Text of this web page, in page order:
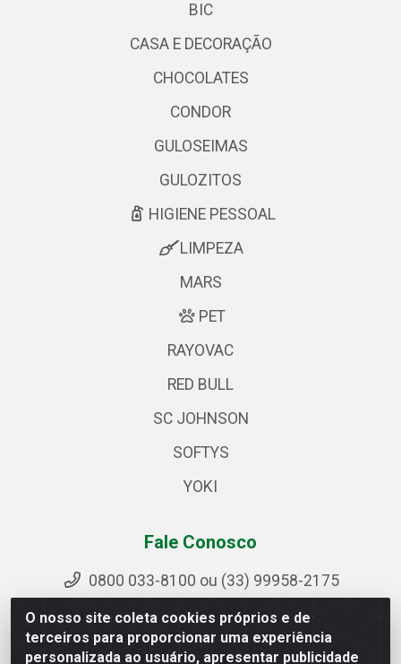
O nosso site coleta cookies próprios e de
terceiros para proporcionar uma experiência
personalizada ao usuário, apresentar publicidade
BIC
CASA E DECORAÇÃO
CHOCOLATES
CONDOR
GULOSEIMAS
GULOZITOS
HIGIENE PESSOAL
LIMPEZA
MARS
PET
RAYOVAC
RED BULL
SC JOHNSON
SOFTYS
YOKI
Fale Conosco
0800 033-8100 ou (33) 99958-2175
sac@ipirangamg.com.br
Acompanhe nossas publicações